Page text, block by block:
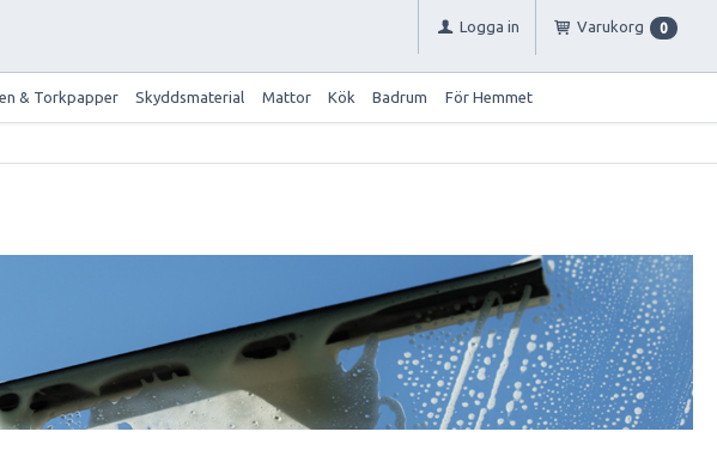
Logga in Varukorg 0
& Torkpapper Skyddsmaterial Mattor Kök Badrum För Hemmet